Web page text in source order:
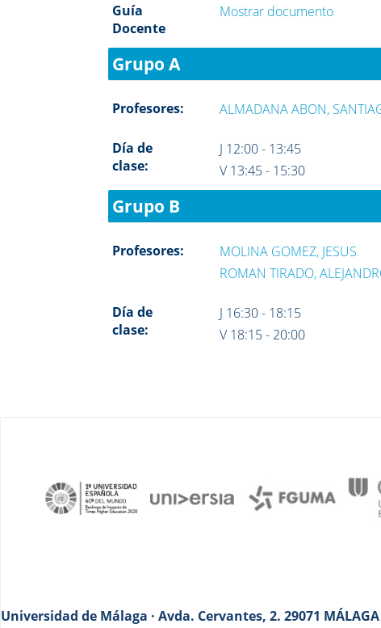
Guía
Docente
Mostrar documento
Grupo A
Profesores: ALMADANA ABON,
Día de
clase:
J 12:00 - 13:45
V 13:45 - 15:30
Grupo B
Profesores:
MOLINA GOMEZ, JESUS
ROMAN TIRADO,
Día de
clase:
J 16:30 - 18:15
V 18:15 - 20:00
Universidad de Málaga · Avda. Cervantes, 2. 29071 MÁLAGA